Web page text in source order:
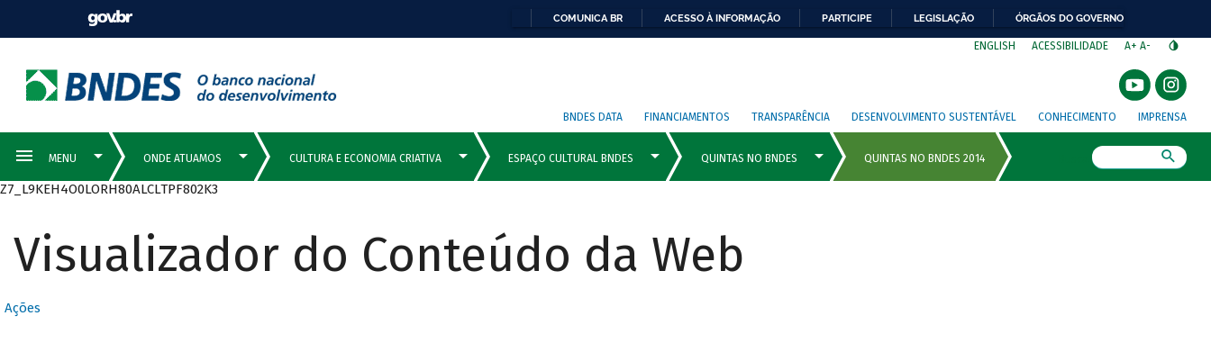
COMUNICA BR ACESSO À INFORMAÇÃO PARTICIPE LEGISLAÇÃO ÓRGÃOS DO GOVERNO
ENGLISH ACESSIBILIDADE A+ A-
BNDES DATA FINANCIAMENTOS TRANSPARÊNCIA DESENVOLVIMENTO SUSTENTÁVEL CONHECIMENTO IMPRENSA
Z7_L9KEH4O0LORH80ALCLTPF802K3
Visualizador do Conteúdo da Web
Ações